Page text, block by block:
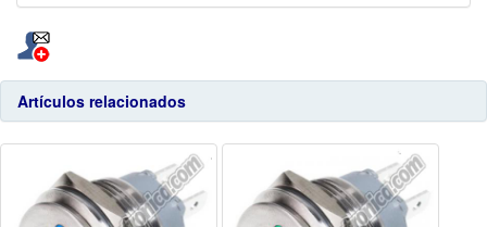
Artículos relacionados